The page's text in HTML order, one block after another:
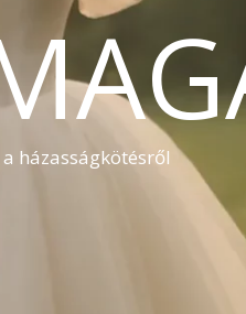
házasságkötésről